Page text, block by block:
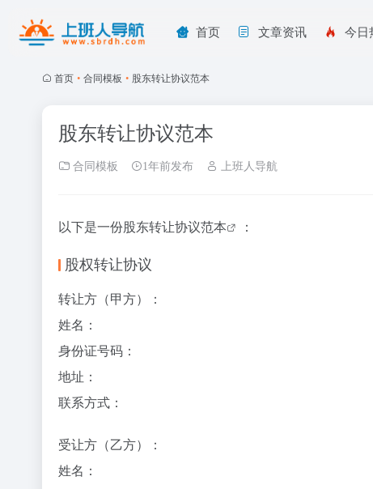
首页 文章资讯 今日
首页 • 合同模板 • 股东转让协议范本
股东转让协议范本
合同模板 1年前发布 上班人导航
以下是一份股东转让协议范本 ：
股权转让协议
转让方（甲方）
：
姓名：
身份证号码：
地址：
联系方式：
受让方（乙方）
：
姓名：